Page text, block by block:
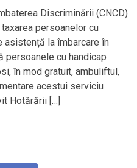
Discriminării (CNCD)
persoanelor cu
la îmbarcare în
persoanele cu handicap
în mod gratuit, ambuliftul,
acestui serviciu
Hotărării […]